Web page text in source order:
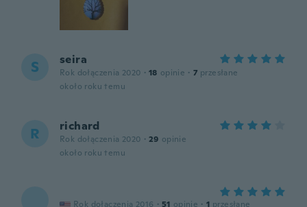
S seira
Rok dołączenia 2020 · 18 opinie · 7 przesłane
około roku temu
R richard
Rok dołączenia 2020 · 29 opinie
około roku temu
Rok dołączenia 2016 · 51 opinie · 1 przesłane